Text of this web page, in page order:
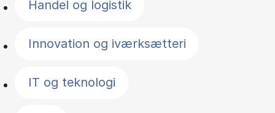
Handel og logistik
Innovation og iværksætteri
IT og teknologi